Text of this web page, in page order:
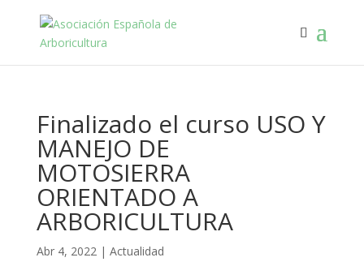
Finalizado el curso USO Y
MANEJO DE
MOTOSIERRA
ORIENTADO A
ARBORICULTURA
Abr 4, 2022| Actualidad